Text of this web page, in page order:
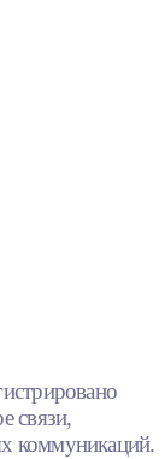
связи,
коммуникаций.